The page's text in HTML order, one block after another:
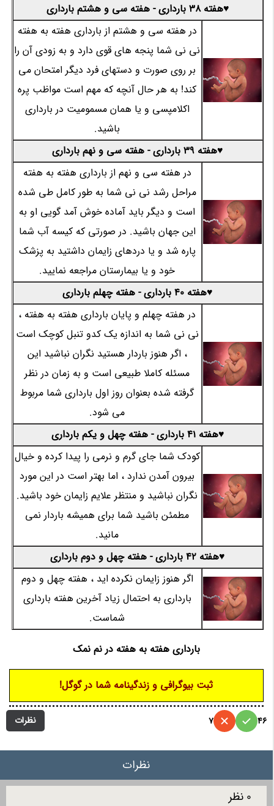
♥هفته 38 بارداری - هفته سی و هشتم بارداری
در هفته سی و هشتم از بارداری هفته به هفته
نی نی شما پنجه های قوی دارد و به زودی آن را
بر روی صورت و دستهای فرد دیگر امتحان می
کند! به هر حال آنچه که مهم است مواظب پره
اکلامپسی و یا همان مسمومیت در بارداری
باشید.
♥هفته 39 بارداری - هفته سی و نهم بارداری
در هفته سی و نهم از بارداری هفته به هفته
مراحل رشد نی نی شما به طور کامل طی شده
است و دیگر باید آماده خوش آمد گویی او به
این جهان باشید. در صورتی که کیسه آب شما
پاره شد و یا دردهای زایمان داشتید به پزشک
خود و یا بیمارستان مراجعه نمایید.
♥هفته 40 بارداری - هفته چهلم بارداری
در هفته چهلم و پایان بارداری هفته به هفته ،
نی نی شما به اندازه یک کدو تنبل کوچک است
، اگر هنوز باردار هستید نگران نباشید این
مسئله کاملا طبیعی است و به زمان در نظر
گرفته شده بعنوان روز اول بارداری شما مربوط
می شود.
♥هفته 41 بارداری - هفته چهل و یکم بارداری
کودک شما جای گرم و نرمی را پیدا کرده و خیال
بیرون آمدن ندارد ، اما بهتر است در این مورد
نگران نباشید و منتظر علایم زایمان خود باشید.
مطمئن باشید شما برای همیشه باردار نمی
مانید.
♥هفته 42 بارداری - هفته چهل و دوم بارداری
اگر هنوز زایمان نکرده اید ، هفته چهل و دوم
بارداری به احتمال زیاد آخرین هفته بارداری
شماست.
بارداری هفته به هفته در نم نمک
ثبت بیوگرافی و زندگینامه شما در گوگل!
نظرات 46
7
نظرات
0 نظر